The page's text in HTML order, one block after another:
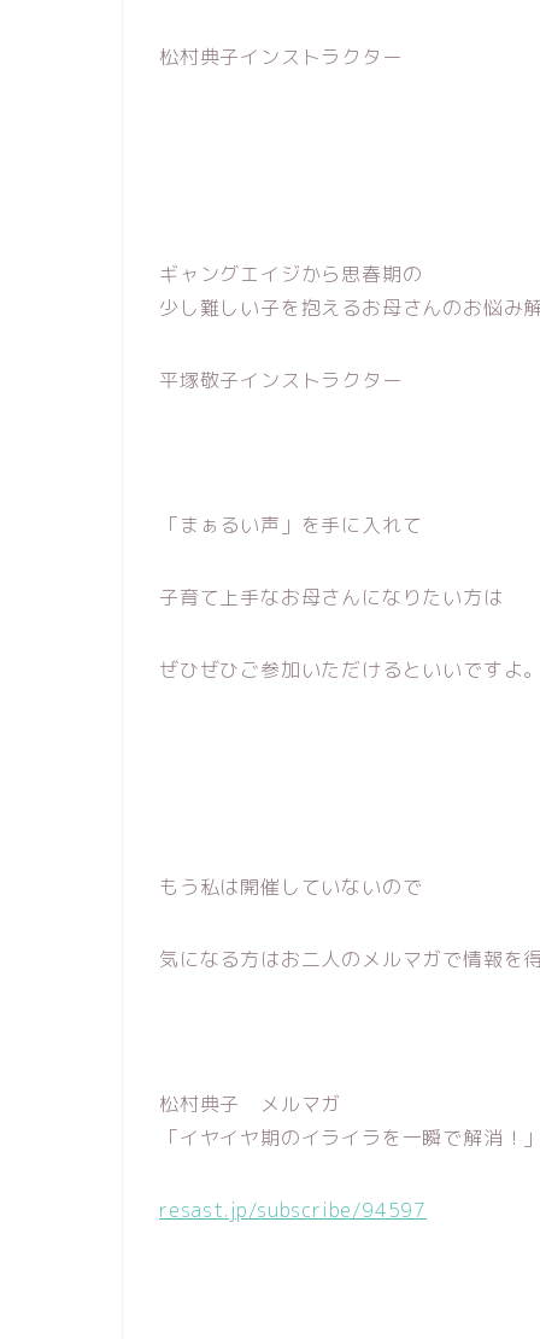
松村典子インストラクター
ギャングエイジから思春期の
少し難しい子を抱えるお母さんのお悩み
平塚敬子インストラクター
「まぁるい声」を手に入れて
子育て上手なお母さんになりたい方は
ぜひぜひご参加いただけるといいですよ
もう私は開催していないので
気になる方はお二人のメルマガで情報を
松村典子 メルマガ
「イヤイヤ期のイライラを一瞬で解消！
resast.jp/subscribe/94597